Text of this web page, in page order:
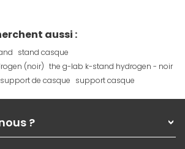
aussi :
stand casque
(noir) the g-lab k-stand hydrogen - noir
support de casque support casque
?